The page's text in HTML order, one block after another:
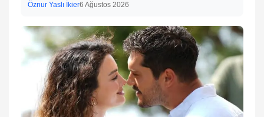
Öznur Yaslı İkier6 Ağustos 2026